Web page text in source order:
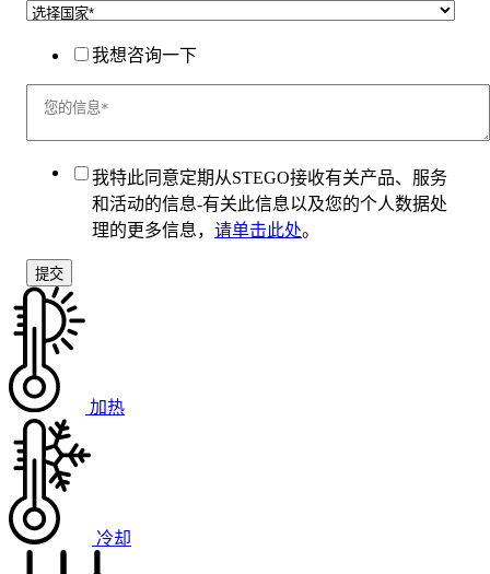
我想咨询一下
我特此同意定期从STEGO接收有关产品、服务
和活动的信息-有关此信息以及您的个人数据处
理的更多信息， 请单击此处。
加热
冷却